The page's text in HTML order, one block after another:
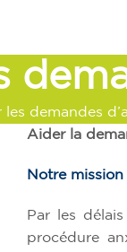
demandes
Aider la
Notre
Par les
procédure